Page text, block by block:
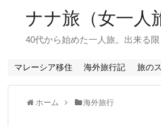
ナナ旅（女一人
40代から始めた一人旅。出来る
マレーシア移住 海外旅行記 旅の
ホーム 海外旅行